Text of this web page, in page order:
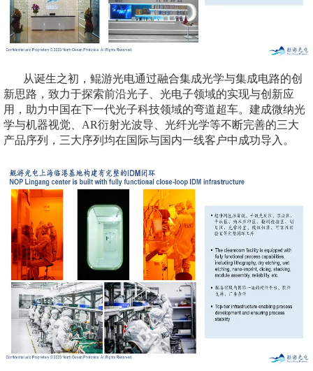
从诞生之初，鲲游光电通过融合集成光学与集成电路的创
新思路，致力于探索前沿光子、光电子领域的实现与创新应
用，助力中国在下一代光子科技领域的弯道超车。建成微纳光
学与机器视觉、AR衍射光波导、光纤光学等不断完善的三大
产品序列，三大序列均在国际与国内一线客户中成功导入。